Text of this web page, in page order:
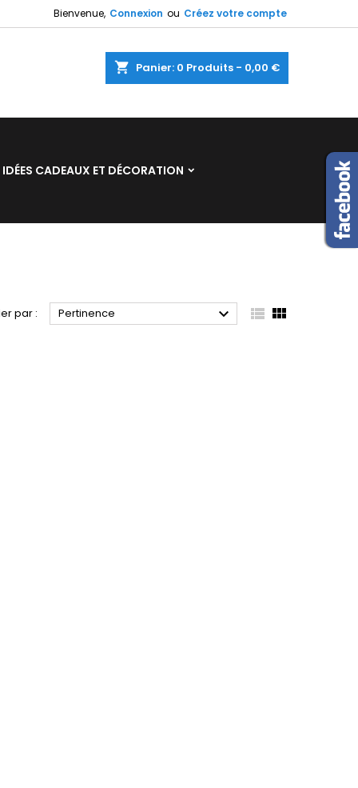
Bienvenue, Connexion ou Créez votre compte
shopping_cart Panier: 0 Produits - 0,00 €
IDÉES CADEAUX ET DÉCORATION
par : Pertinence   